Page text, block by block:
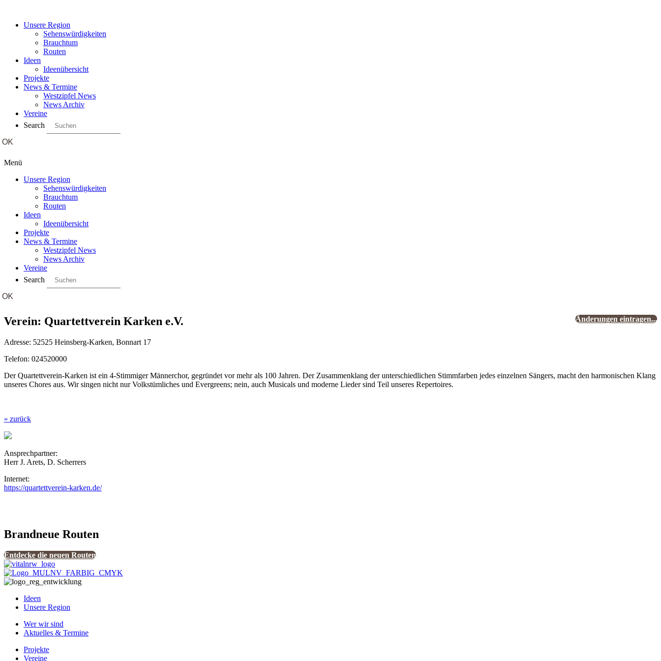
Unsere Region
Sehenswürdigkeiten
Brauchtum
Routen
Ideen
Ideenübersicht
Projekte
News & Termine
Westzipfel News
News Archiv
Vereine
Search
Menü
Unsere Region
Sehenswürdigkeiten
Brauchtum
Routen
Ideen
Ideenübersicht
Projekte
News & Termine
Westzipfel News
News Archiv
Vereine
Search
Änderungen eintragen...
Verein: Quartettverein Karken e.V.
Adresse: 52525 Heinsberg-Karken, Bonnart 17
Telefon: 024520000
Der Quartettverein-Karken ist ein 4-Stimmiger Männerchor, gegründet vor mehr als 100 Jahren. Der Zusammenklang der unterschiedlichen Stimmfarben jedes einzelnen Sängers, macht den harmonischen Klang
unseres Chores aus. Wir singen nicht nur Volkstümliches und Evergreens; nein, auch Musicals und moderne Lieder sind Teil unseres Repertoires.
» zurück
Ansprechpartner:
Herr J. Arets, D. Scherrers
Internet:
https://quartettverein-karken.de/
Brandneue Routen
Entdecke die neuen Routen
Ideen
Unsere Region
Wer wir sind
Aktuelles & Termine
Projekte
Vereine